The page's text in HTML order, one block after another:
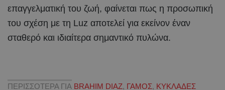
επαγγελματική του ζωή, φαίνεται πως η προσωπική
του σχέση με τη Luz αποτελεί για εκείνον έναν
σταθερό και ιδιαίτερα σημαντικό πυλώνα.
ΠΕΡΙΣΣΟΤΕΡΑ ΓΙΑ BRAHIM DIAZ, ΓΑΜΟΣ, ΚΥΚΛΑΔΕΣ